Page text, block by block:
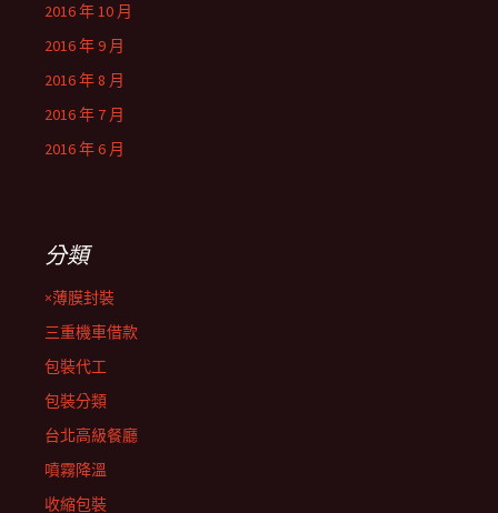
2016 年 10 月
2016 年 9 月
2016 年 8 月
2016 年 7 月
2016 年 6 月
分類
×薄膜封裝
三重機車借款
包裝代工
包裝分類
台北高級餐廳
噴霧降溫
收縮包裝